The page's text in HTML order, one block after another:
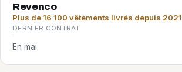
Revenco
Plus de 16 100 vêtements livrés depuis 2021
DERNIER CONTRAT
En mai